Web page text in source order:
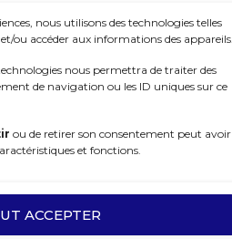
nous utilisons des technologies telles
ou accéder aux informations des
nous permettra de traiter des
de navigation ou les ID uniques sur ce
ou de retirer son consentement peut avoir
et fonctions.
ACCEPTER
légales | C.G.V